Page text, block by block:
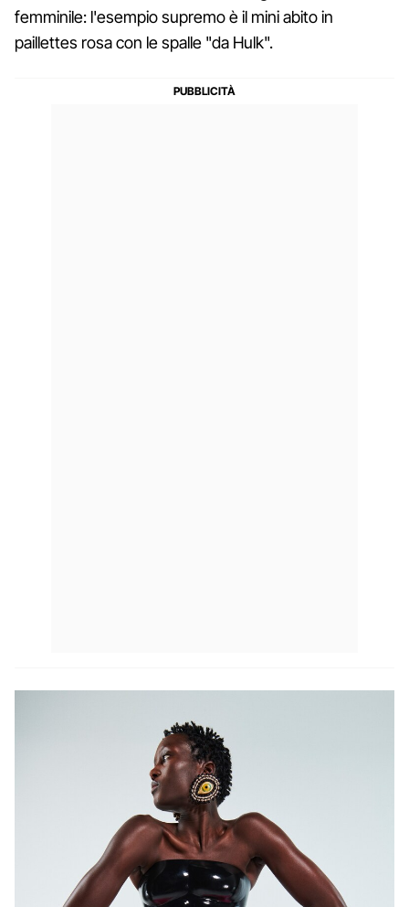
femminile: l'esempio supremo è il mini abito in
paillettes rosa con le spalle "da Hulk".